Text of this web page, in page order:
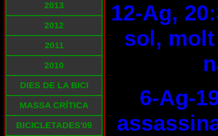
2013
2012
2011
2010
DIES DE LA BICI
MASSA CRÍTICA
BICICLETADES'09
12-Ag,
sol,
6-Ag-